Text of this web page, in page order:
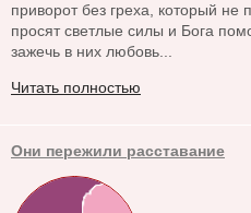
приворот без греха, который не
просят светлые силы и Бога
зажечь в них любовь...
Читать полностью
Они пережили расставание